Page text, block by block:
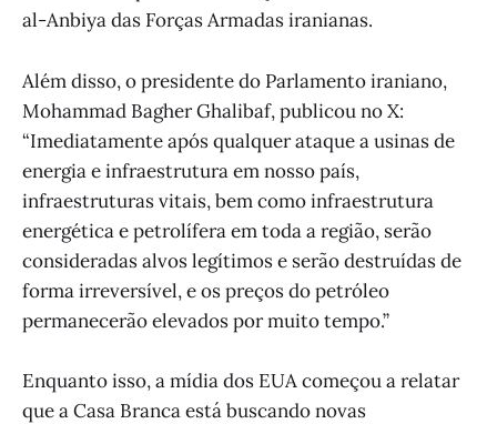
al-Anbiya das Forças Armadas iranianas.
Além disso, o presidente do Parlamento iraniano,
Mohammad Bagher Ghalibaf, publicou no X:
“Imediatamente após qualquer ataque a usinas de
energia e infraestrutura em nosso país,
infraestruturas vitais, bem como infraestrutura
energética e petrolífera em toda a região, serão
consideradas alvos legítimos e serão destruídas de
forma irreversível, e os preços do petróleo
permanecerão elevados por muito tempo.”
Enquanto isso, a mídia dos EUA começou a relatar
que a Casa Branca está buscando novas